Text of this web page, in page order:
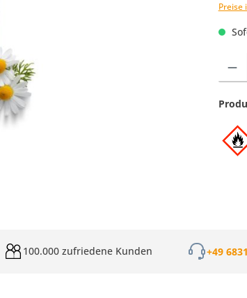
Preise
100.000 zufriedene Kunden +49